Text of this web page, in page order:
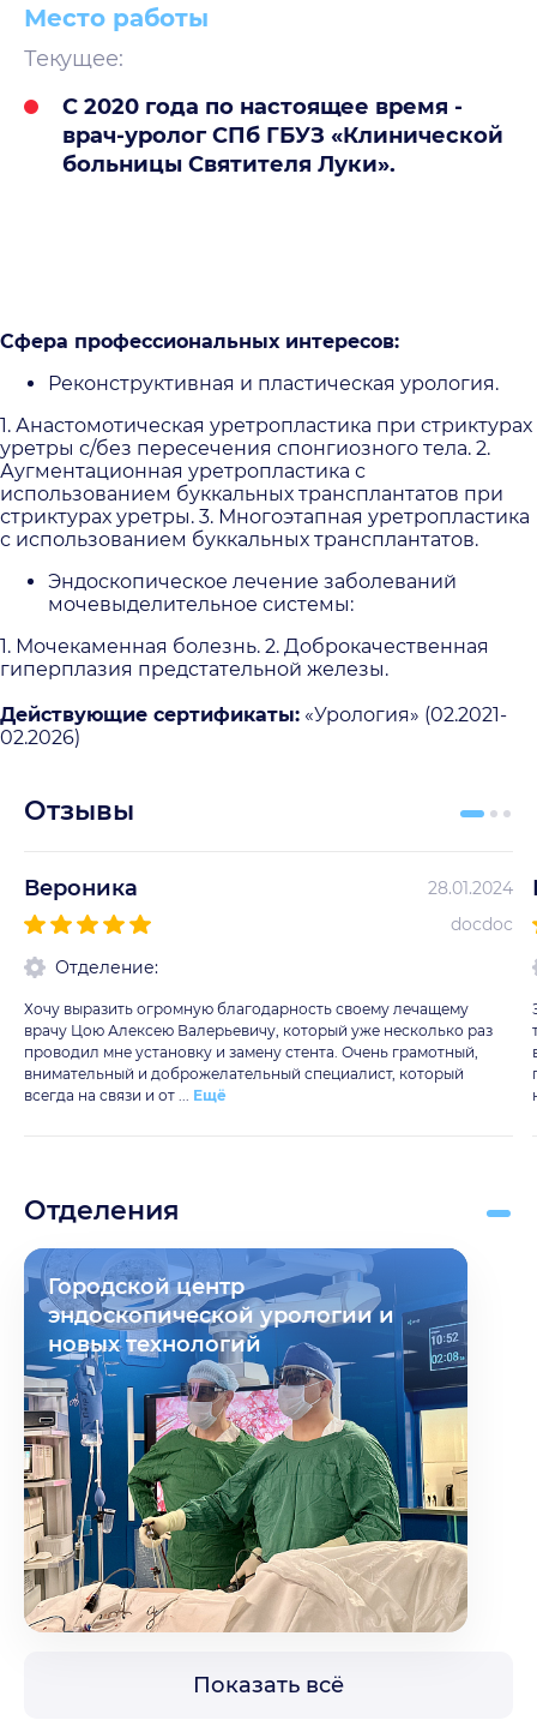
Место работы
Текущее:
С 2020 года по настоящее время -
врач-уролог СПб ГБУЗ «Клинической
больницы Святителя Луки».
Сфера профессиональных интересов:
Реконструктивная и пластическая урология.
1. Анастомотическая уретропластика при стриктурах
уретры с/без пересечения спонгиозного тела. 2.
Аугментационная уретропластика с
использованием буккальных трансплантатов при
стриктурах уретры. 3. Многоэтапная уретропластика
с использованием буккальных трансплантатов.
Эндоскопическое лечение заболеваний
мочевыделительное системы:
1. Мочекаменная болезнь. 2. Доброкачественная
гиперплазия предстательной железы.
Действующие сертификаты: «Урология» (02.2021-
02.2026)
Отзывы
Вероника
28.01.2024
docdoc
Отделение:
Хочу выразить огромную благодарность своему лечащему
врачу Цою Алексею Валерьевичу, который уже несколько раз
проводил мне установку и замену стента. Очень грамотный,
внимательный и доброжелательный специалист, который
всегда на связи и от ... Ещё
Отделения
Городской центр
эндоскопической урологии и
новых технологий
Показать всё